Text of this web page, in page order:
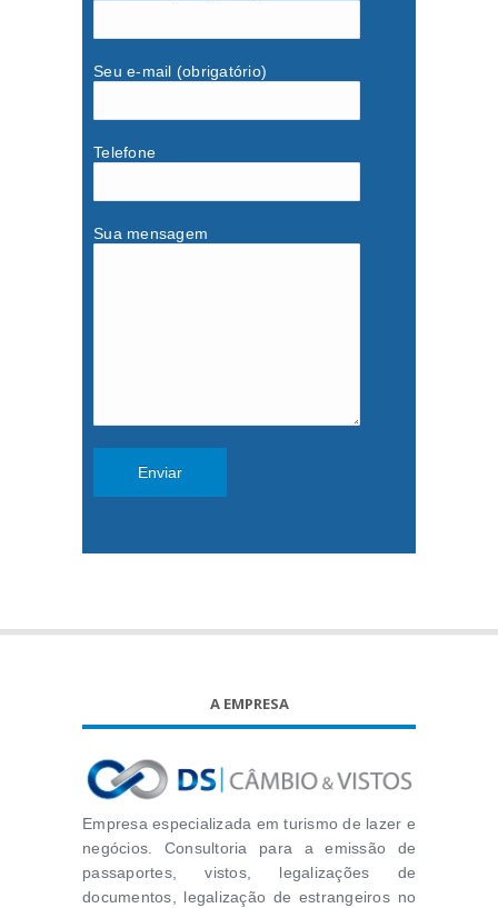
Seu e-mail (obrigatório)
Telefone
Sua mensagem
A EMPRESA
Empresa especializada em turismo de lazer e
negócios. Consultoria para a emissão de
passaportes, vistos, legalizações de
documentos, legalização de estrangeiros no